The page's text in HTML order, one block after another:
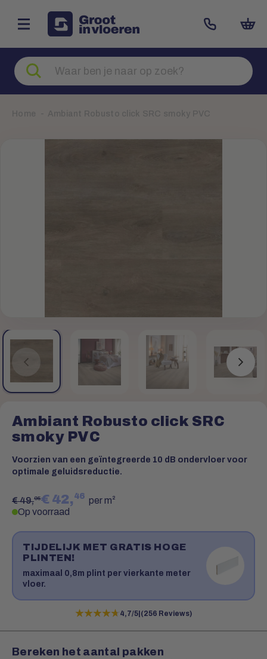
Zoeken
naar
producten
Home Ambiant Robusto click SRC smoky PVC
Ambiant Robusto click SRC
smoky PVC
Voorzien van een geïntegreerde 10 dB ondervloer voor
optimale geluidsreductie.
€ 49,95€ 42, 46 per m²
Op voorraad
TIJDELIJK MET GRATIS HOGE
PLINTEN!
maximaal 0,8m plint per vierkante meter
vloer.
★★★★★
★★★★★ 4,7/5 (256 Reviews)
Bereken het aantal pakken